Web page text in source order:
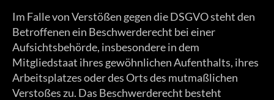
Im Falle von Verstößen gegen die DSGVO steht den
Betroffenen ein Beschwerderecht bei einer
Aufsichtsbehörde, insbesondere in dem
Mitgliedstaat ihres gewöhnlichen Aufenthalts, ihres
Arbeitsplatzes oder des Orts des mutmaßlichen
Verstoßes zu. Das Beschwerderecht besteht